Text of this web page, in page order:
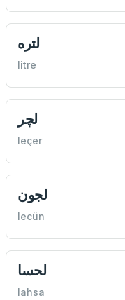
لتره
litre
لچر
leçer
لجون
lecün
لحسا
lahsa